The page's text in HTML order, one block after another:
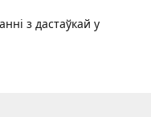
з дастаўкай у